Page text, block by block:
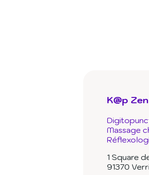
K@p
Massage
1 Square
91370